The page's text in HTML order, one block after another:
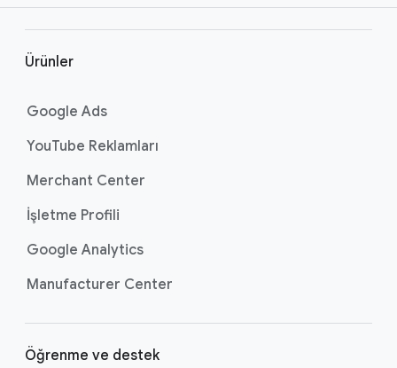
l
Ürünler
Google Ads
YouTube Reklamları
Merchant Center
İşletme Profili
Google Analytics
Manufacturer Center
Öğrenme ve destek